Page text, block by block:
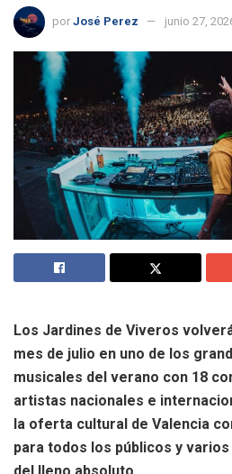
por José Perez junio 27,
Los Jardines de Viveros
mes de julio en uno de los
musicales del verano con 18
artistas nacionales e
la oferta cultural de Valencia
para todos los públicos y